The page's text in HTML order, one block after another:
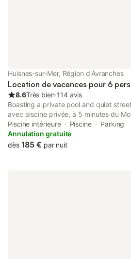
Huisnes-sur-Mer, Région d'Avranches
Location de vacances pour 6
8.6Très bien⋅114 avis
Boasting a private pool and quiet
avec piscine privée, à 5 minutes du
Huisnes-sur-Mer. This property offers
free private parking.
Piscine intérieure Piscine
Parking
Annulation gratuite
dès 185 € par nuit